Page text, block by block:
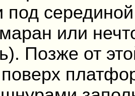
под
или
Позже от